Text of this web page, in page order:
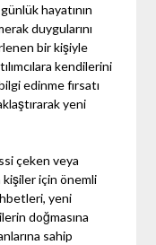
hayatının
duygularını
bir kişiyle
kendilerini
edinme fırsatı
yeni
çeken veya
için önemli
yeni
doğmasına
sahip